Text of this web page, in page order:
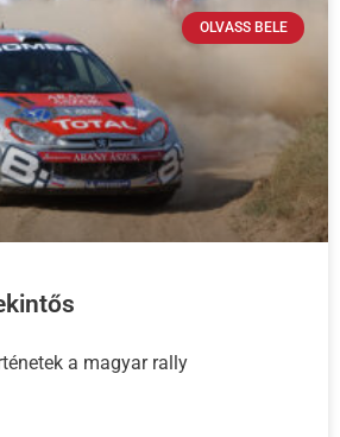
OLVASS BELE
a magyar rally